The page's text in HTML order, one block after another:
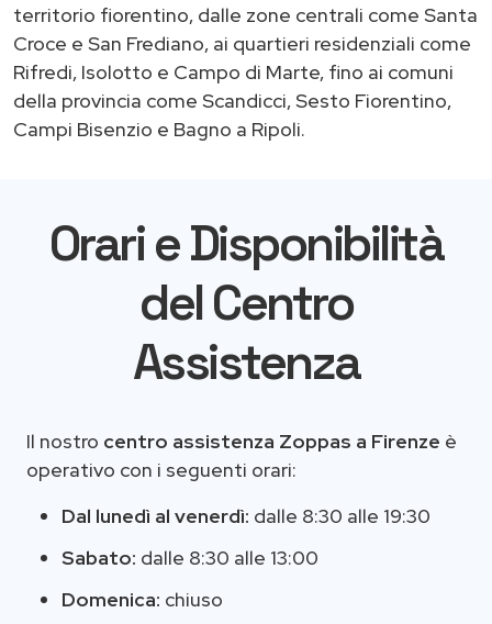
territorio fiorentino, dalle zone centrali come Santa
Croce e San Frediano, ai quartieri residenziali come
Rifredi, Isolotto e Campo di Marte, fino ai comuni
della provincia come Scandicci, Sesto Fiorentino,
Campi Bisenzio e Bagno a Ripoli.
Orari e Disponibilità
del Centro
Assistenza
Il nostro centro assistenza Zoppas a Firenze è
operativo con i seguenti orari:
Dal lunedì al venerdì: dalle 8:30 alle 19:30
Sabato: dalle 8:30 alle 13:00
Domenica: chiuso